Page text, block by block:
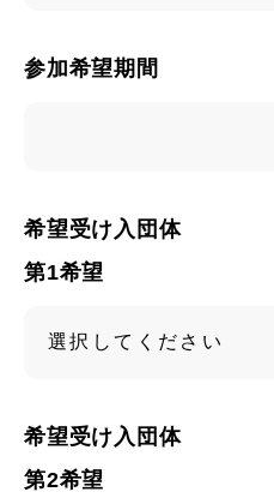
参加希望期間
希望受け入団体
第1希望
希望受け入団体
第2希望